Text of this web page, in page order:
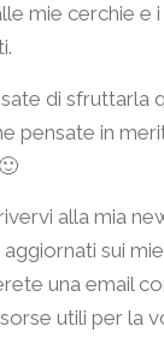
mie cerchie e
di sfruttarla
pensate in
alla mia
sui
una email
utili per la